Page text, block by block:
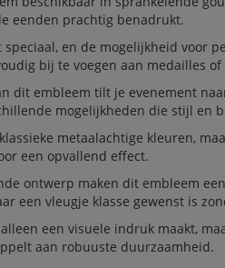
eenden prachtig benadrukt.
en de mogelijkheid voor
bij te voegen aan medailles
dit embleem tilt je evenement
mogelijkheden die stijl en
metaalachtige kleuren,
een opvallend effect.
ontwerp maken dit embleem
een vleugje klasse gewenst is
een visuele indruk maakt,
aan robuuste duurzaamheid.